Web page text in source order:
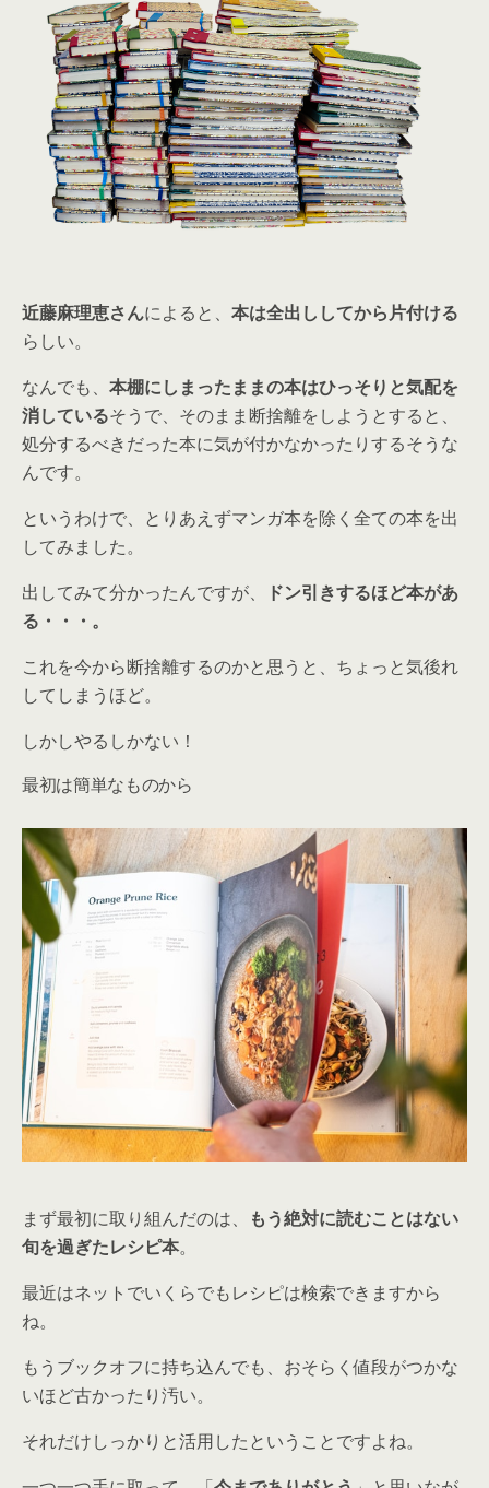
近藤麻理恵さんによると、 本は全出ししてから片付ける
らしい。
なんでも、 本棚にしまったままの本はひっそりと気配を
消しているそうで、そのまま断捨離をしようとすると、
処分するべきだった本に気が付かなかったりするそうな
んです。
というわけで、とりあえずマンガ本を除く全ての本を出
してみました。
出してみて分かったんですが、
ドン引きするほど本があ
る・・・。
これを今から断捨離するのかと思うと、ちょっと気後れ
してしまうほど。
しかしやるしかない！
最初は簡単なものから
まず最初に取り組んだのは、
もう絶対に読むことはない
旬を過ぎたレシピ本。
最近はネットでいくらでもレシピは検索できますから
ね。
もうブックオフに持ち込んでも、おそらく値段がつかな
いほど古かったり汚い。
それだけしっかりと活用したということですよね。